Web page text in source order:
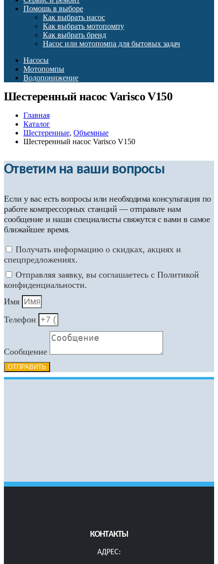
Помощь в выборе
Как выбрать насос
Как выбрать мотопомпу
Как выбрать бренд
Насос или мотопомпа для бытовых задач
Насосы
Мотопомпы
Водопонижение
Шестеренный насос Varisco V150
Главная
Каталог
Шестеренные, Объемные
Шестеренный насос Varisco V150
Ответим на ваши вопросы
Если у вас есть вопросы или необходима консультация по
работе компрессорных станций — отправьте нам
сообщение и наши специалисты свяжутся с вами в самое
ближайшее время.
Получать информацию о скидках, акциях и
спецпредложениях.
Отправляя заявку, вы соглашаетесь с Политикой
конфиденциальности.
Имя
Телефон
Сообщение
ОТПРАВИТЬ
КОНТАКТЫ
АДРЕС: